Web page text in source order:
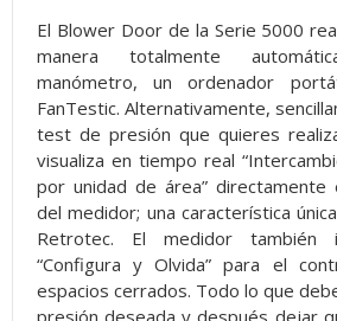
El Blower Door de la Serie 5000
manera totalmente
manómetro, un ordenador
FanTestic. Alternativamente,
test de presión que quieres
visualiza en tiempo real
por unidad de área” directamente
del medidor; una característica
Retrotec. El medidor también
“Configura y Olvida” para el
espacios cerrados. Todo lo que
presión deseada y después dejar